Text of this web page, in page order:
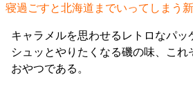
寝過ごすと北海道までいってしまう
キャラメルを思わせるレトロなパッ
シュッとやりたくなる磯の味、これ
おやつである。